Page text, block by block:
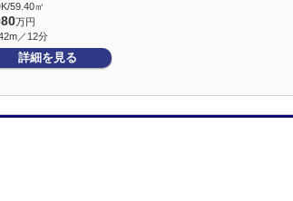
59.40㎡
万円
／12分
詳細を見る